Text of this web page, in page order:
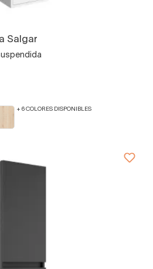
Salgar
+ 6 COLORES DISPONIBLES